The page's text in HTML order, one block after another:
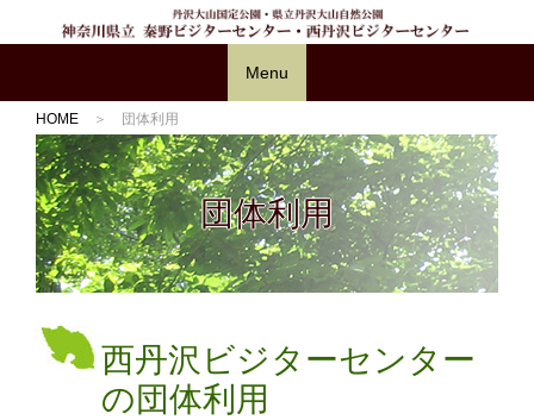
Menu
HOME ＞ 団体利用
団体利用
西丹沢ビジターセンター
の団体利用